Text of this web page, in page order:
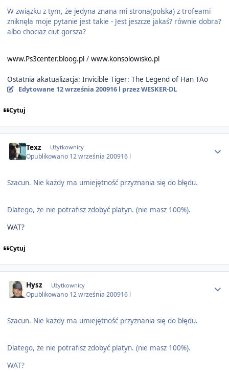
W związku z tym, że jedyna znana mi strona(polska) z trofeami
zniknęła moje pytanie jest takie - Jest jeszcze jakaś? równie dobra?
albo chociaż ciut gorsza?
www.Ps3center.bloog.pl / www.konsolowisko.pl
Ostatnia akatualizacja: Invicible Tiger: The Legend of Han TAo
Edytowane 12 września 200916 l przez WESKER-DL
Cytuj
Texz Użytkownicy
Opublikowano 12 września 200916 l
Szacun. Nie każdy ma umiejętność przyznania się do błędu.
Dlatego, że nie potrafisz zdobyć platyn. (nie masz 100%).
WAT?
Cytuj
Hysz Użytkownicy
Opublikowano 12 września 200916 l
Szacun. Nie każdy ma umiejętność przyznania się do błędu.
Dlatego, że nie potrafisz zdobyć platyn. (nie masz 100%).
WAT?